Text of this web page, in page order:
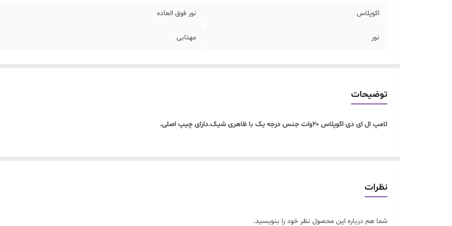
اکوپلاس نور فوق العاده
نور مهتابی
توضیحات
لامپ ال ای دی اکوپلاس ۲۰وات جنس درجه یک با ظاهری شیک.دارای چیپ اصلی.
نظرات
شما هم درباره این محصول نظر خود را بنویسید.